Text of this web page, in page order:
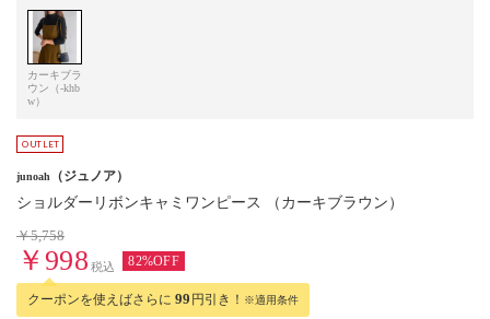
カーキブラ
ウン（-khb
w）
junoah （ジュノア）
ショルダーリボンキャミワンピース （カーキブラウン）
￥5,758
￥998 税込 82%OFF
クーポンを使えばさらに 99 円引き！ ※適用条件